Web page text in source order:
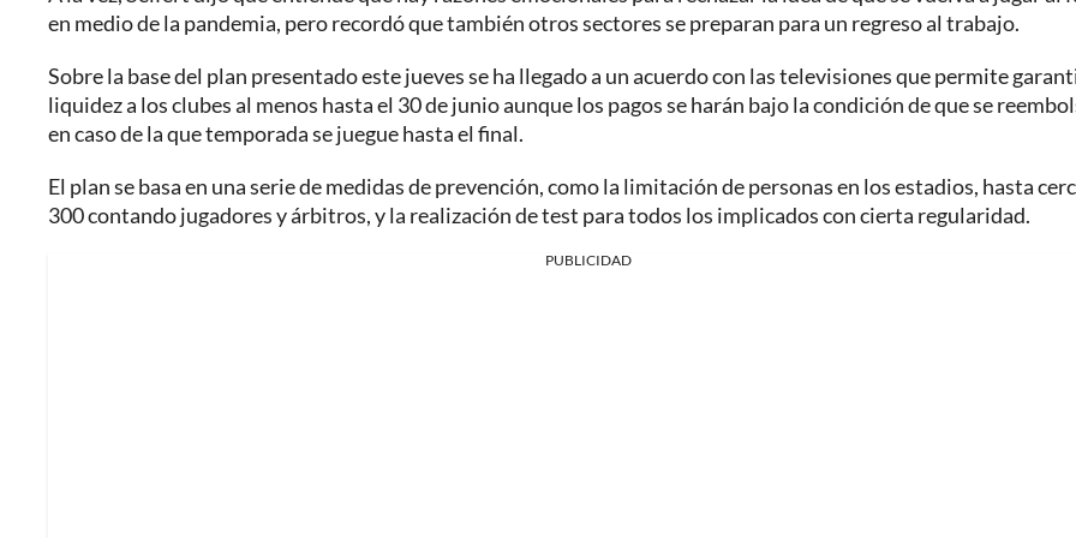
en medio de la pandemia, pero recordó que también otros sectores se preparan para un regreso al trabajo.
Sobre la base del plan presentado este jueves se ha llegado a un acuerdo con las televisiones que permite
liquidez a los clubes al menos hasta el 30 de junio aunque los pagos se harán bajo la condición de que se
en caso de la que temporada se juegue hasta el final.
El plan se basa en una serie de medidas de prevención, como la limitación de personas en los estadios, hasta
300 contando jugadores y árbitros, y la realización de test para todos los implicados con cierta regularidad.
PUBLICIDAD